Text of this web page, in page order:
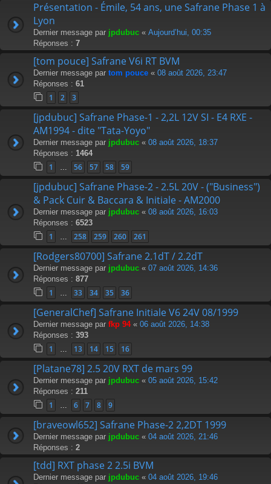
Présentation - Émile, 54 ans, une Safrane Phase 1 à
Lyon
Dernier message par jpdubuc « Aujourd’hui, 00:35
Réponses : 7
[tom pouce] Safrane V6i RT BVM
Dernier message par tom pouce « 08 août 2026, 23:47
Réponses : 61
1 2 3
[jpdubuc] Safrane Phase-1 - 2,2L 12V SI - E4 RXE -
AM1994 - dite "Tata-Yoyo"
Dernier message par jpdubuc « 08 août 2026, 18:37
Réponses : 1464
1 … 56 57 58 59
[jpdubuc] Safrane Phase-2 - 2.5L 20V - ("Business")
& Pack Cuir & Baccara & Initiale - AM2000
Dernier message par jpdubuc « 08 août 2026, 16:03
Réponses : 6523
1 … 258 259 260 261
[Rodgers80700] Safrane 2.1dT / 2.2dT
Dernier message par jpdubuc « 07 août 2026, 14:36
Réponses : 877
1 … 33 34 35 36
[GeneralChef] Safrane Initiale V6 24V 08/1999
Dernier message par fkp 94« 06 août 2026, 14:38
Réponses : 393
1 … 13 14 15 16
[Platane78] 2.5 20V RXT de mars 99
Dernier message par jpdubuc « 05 août 2026, 15:42
Réponses : 211
1 … 6 7 8 9
[braveowl652] Safrane Phase-2 2,2DT 1999
Dernier message par jpdubuc « 04 août 2026, 21:46
Réponses : 2
[tdd] RXT phase 2 2.5i BVM
Dernier message par jpdubuc « 04 août 2026, 19:46